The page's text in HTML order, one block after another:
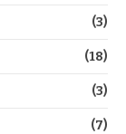
(3)
(18)
(3)
(7)